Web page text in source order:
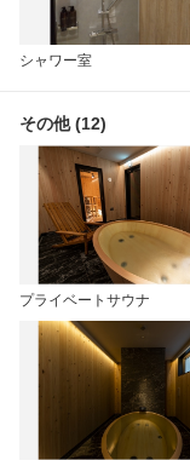
シャワー室
その他 (12)
プライベートサウナ